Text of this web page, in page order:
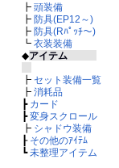
┣ 頭装備
┣ 防具(EP12～)
┣ 防具(Rﾊﾟｯﾁ～)
┗ 衣装装備
◆アイテム
┣ セット装備一覧
┣ 消耗品
┣ カード
┣変身スクロール
┣ シャドウ装備
┠ その他のｱｲﾃﾑ
┗未整理アイテム